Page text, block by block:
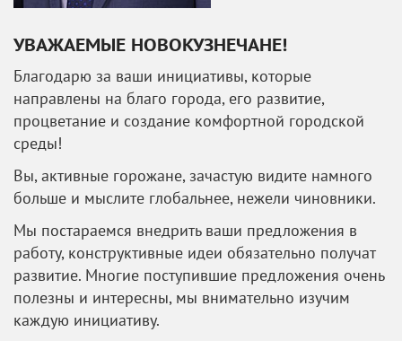
УВАЖАЕМЫЕ НОВОКУЗНЕЧАНЕ!
Благодарю за ваши инициативы, которые
направлены на благо города, его развитие,
процветание и создание комфортной городской
среды!
Вы, активные горожане, зачастую видите намного
больше и мыслите глобальнее, нежели чиновники.
Мы постараемся внедрить ваши предложения в
работу, конструктивные идеи обязательно получат
развитие. Многие поступившие предложения очень
полезны и интересны, мы внимательно изучим
каждую инициативу.